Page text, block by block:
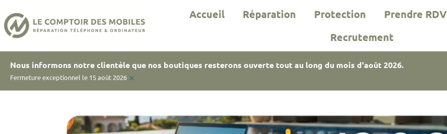
Accueil Réparation Protection Prendre RDV
Recrutement
Nous informons notre clientèle que nos boutiques resterons ouverte tout au long du mois d'août 2026.
Fermeture exceptionnel le 15 août 2026 ×